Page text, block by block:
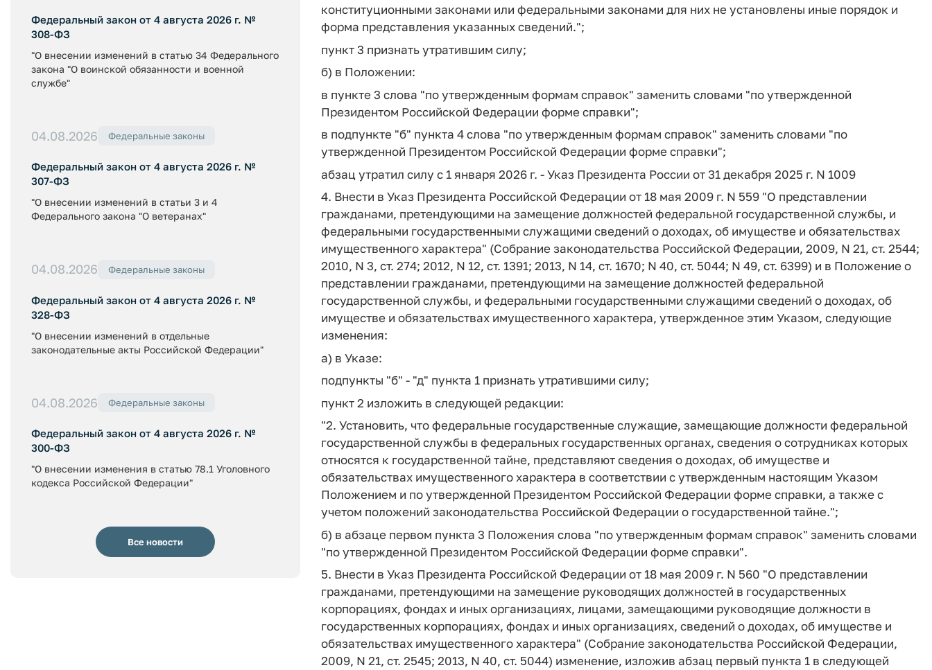
Федеральный закон от 4 августа 2026 г. №
308-ФЗ
"О внесении изменений в статью 34 Федерального
закона "О воинской обязанности и военной
службе"
04.08.2026 Федеральные законы
Федеральный закон от 4 августа 2026 г. №
307-ФЗ
"О внесении изменений в статьи 3 и 4
Федерального закона "О ветеранах"
04.08.2026 Федеральные законы
Федеральный закон от 4 августа 2026 г. №
328-ФЗ
"О внесении изменений в отдельные
законодательные акты Российской Федерации"
04.08.2026 Федеральные законы
Федеральный закон от 4 августа 2026 г. №
300-ФЗ
"О внесении изменения в статью 78.1 Уголовного
кодекса Российской Федерации"
Все новости
конституционными законами или федеральными законами для них не установлены иные порядок и
форма представления указанных сведений.";
пункт 3 признать утратившим силу;
б) в Положении:
в пункте 3 слова "по утвержденным формам справок" заменить словами "по утвержденной
Президентом Российской Федерации форме справки";
в подпункте "б" пункта 4 слова "по утвержденным формам справок" заменить словами "по
утвержденной Президентом Российской Федерации форме справки";
абзац утратил силу с 1 января 2026 г. - Указ Президента России от 31 декабря 2025 г. N 1009
4. Внести в Указ Президента Российской Федерации от 18 мая 2009 г. N 559 "О представлении
гражданами, претендующими на замещение должностей федеральной государственной службы, и
федеральными государственными служащими сведений о доходах, об имуществе и обязательствах
имущественного характера" (Собрание законодательства Российской Федерации, 2009, N 21, ст. 2544;
2010, N 3, ст. 274; 2012, N 12, ст. 1391; 2013, N 14, ст. 1670; N 40, ст. 5044; N 49, ст. 6399) и в Положение о
представлении гражданами, претендующими на замещение должностей федеральной
государственной службы, и федеральными государственными служащими сведений о доходах, об
имуществе и обязательствах имущественного характера, утвержденное этим Указом, следующие
изменения:
а) в Указе:
подпункты "б" - "д" пункта 1 признать утратившими силу;
пункт 2 изложить в следующей редакции:
"2. Установить, что федеральные государственные служащие, замещающие должности федеральной
государственной службы в федеральных государственных органах, сведения о сотрудниках которых
относятся к государственной тайне, представляют сведения о доходах, об имуществе и
обязательствах имущественного характера в соответствии с утвержденным настоящим Указом
Положением и по утвержденной Президентом Российской Федерации форме справки, а также с
учетом положений законодательства Российской Федерации о государственной тайне.";
б) в абзаце первом пункта 3 Положения слова "по утвержденным формам справок" заменить словами
"по утвержденной Президентом Российской Федерации форме справки".
5. Внести в Указ Президента Российской Федерации от 18 мая 2009 г. N 560 "О представлении
гражданами, претендующими на замещение руководящих должностей в государственных
корпорациях, фондах и иных организациях, лицами, замещающими руководящие должности в
государственных корпорациях, фондах и иных организациях, сведений о доходах, об имуществе и
обязательствах имущественного характера" (Собрание законодательства Российской Федерации,
2009, N 21, ст. 2545; 2013, N 40, ст. 5044) изменение, изложив абзац первый пункта 1 в следующей